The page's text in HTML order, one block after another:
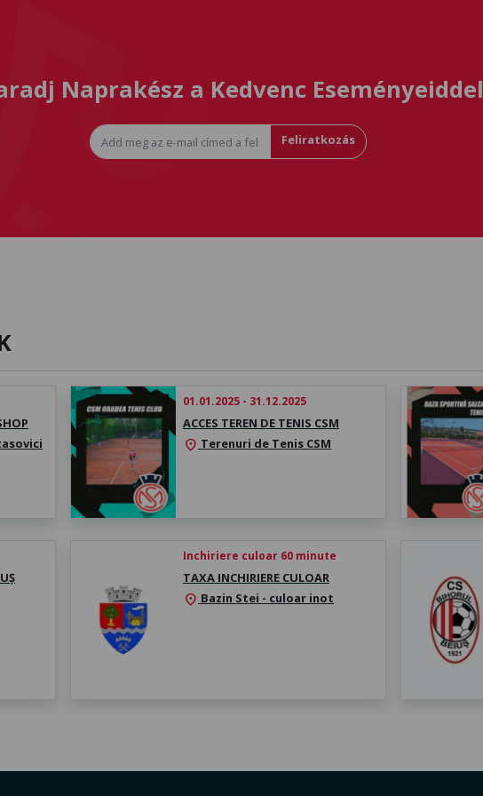
Naprakész a Kedvenc Eseményeiddel
Feliratkozás
01.01.2025 - 31.12.2025
ACCES TEREN DE TENIS CSM
location_on Terenuri de Tenis CSM
Inchiriere culoar 60 minute
TAXA INCHIRIERE CULOAR
location_on Bazin Stei - culoar inot